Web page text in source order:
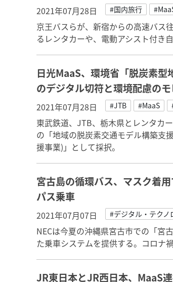
2021年07月28日 #国内旅行
京王バスらが、新宿からの高速バス
るレンタカーや、電動アシスト付き
日光MaaS、環境省「脱炭素
のデジタル切符と環境配慮のモ
2021年07月28日 #JTB #MaaS
東武鉄道、JTB、栃木県とレンタカ
の「地域の脱炭素交通モデル構築支
援事業)」として採択。
宮古島の循環バス、マスク着
パス乗車
2021年07月07日 #デジタル・テクノ
NECは今夏の沖縄県宮古市での「宮
た乗車システムを提供する。コロナ
JR東日本とJR西日本、MaaS